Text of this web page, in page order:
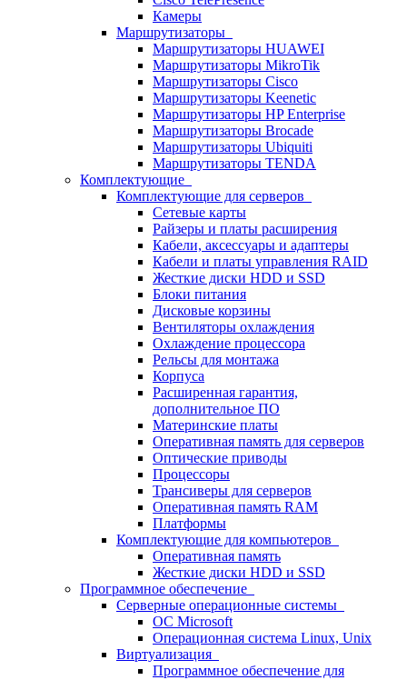
Камеры
Маршрутизаторы
Маршрутизаторы HUAWEI
Маршрутизаторы MikroTik
Маршрутизаторы Cisco
Маршрутизаторы Keenetic
Маршрутизаторы HP Enterprise
Маршрутизаторы Brocade
Маршрутизаторы Ubiquiti
Маршрутизаторы TENDA
Комплектующие
Комплектующие для серверов
Сетевые карты
Райзеры и платы расширения
Кабели, аксессуары и адаптеры
Кабели и платы управления RAID
Жесткие диски HDD и SSD
Блоки питания
Дисковые корзины
Вентиляторы охлаждения
Охлаждение процессора
Рельсы для монтажа
Корпуса
Расширенная гарантия,
дополнительное ПО
Материнские платы
Оперативная память для серверов
Оптические приводы
Процессоры
Трансиверы для серверов
Оперативная память RAM
Платформы
Комплектующие для компьютеров
Оперативная память
Жесткие диски HDD и SSD
Программное обеспечение
Серверные операционные системы
ОС Microsoft
Операционная система Linux, Unix
Виртуализация
Программное обеспечение для